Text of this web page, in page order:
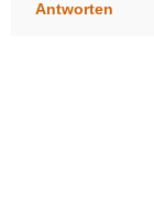
Antworten